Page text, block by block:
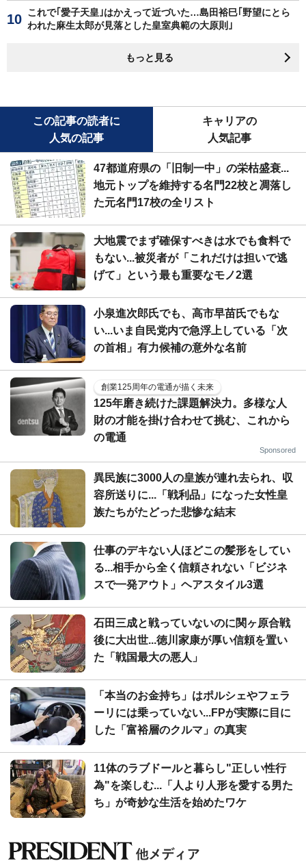
これで｢愛子天皇｣はかえって近づいた…島田裕巳｢野望にとら
われた麻生太郎が見落とした皇室典範の大原則｣
もっと見る
この記事の読者に
人気の記事
キャリアの
人気記事
47都道府県の「旧制一中」の栄枯盛衰...
地元トップを維持する名門22校と凋落し
た元名門17校の全リスト
大地震でまず確保すべきは水でも食料で
もない...被災者が「これだけは担いで逃
げて」という最も重要なモノ2選
小泉進次郎氏でも、高市早苗氏でもな
い...いま自民党内で急浮上している「次
の首相」有力候補の意外な名前
創業125周年の電通が描く未来
125年磨き続けた課題解決力。多様な人
財の才能を掛け合わせて挑む、これから
の電通
Sponsored
異民族に3000人の皇族が連れ去られ、収
容所送りに...「戦利品」になった女性皇
族たちがたどった悲惨な結末
仕事のデキない人ほどこの髪形をしてい
る...相手から全く信頼されない「ビジネ
スで一発アウト」ヘアスタイル3選
石田三成と戦っていないのに関ヶ原合戦
後に大出世...徳川家康が厚い信頼を置い
た「戦国最大の悪人」
「本当のお金持ち」はポルシェやフェラ
ーリには乗っていない...FPが実際に目に
した「富裕層のクルマ」の真実
11体のラブドールと暮らし"正しい性行
為"を楽しむ...「人より人形を愛する男た
ち」が奇妙な生活を始めたワケ